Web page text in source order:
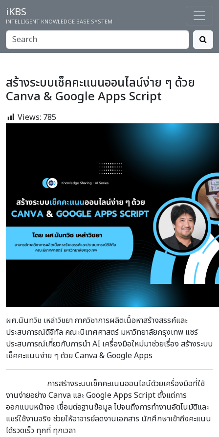
iKBS
INTELLIGENT KNOWLEDGE BASE SYSTEM
สร้างระบบเช็คคะแนนออนไลน์ง่าย ๆ ด้วย
Canva & Google Apps Script
Views: 785
ผศ.นันทวิช เหล่าวิชยา ภาควิชาการผลิตเนื้อหาสร้างสรรค์และ
ประสบการณ์ดิจิทัล คณะนิเทศศาสตร์ มหาวิทยาลัยกรุงเทพ แชร์
ประสบการณ์เกี่ยวกับการนำ AI เครื่องมือใหม่มาช่วยเรื่อง สร้างระบบ
เช็คคะแนนง่าย ๆ ด้วย Canva & Google Apps
การสร้างระบบเช็คคะแนนออนไลน์ด้วยเครื่องมือที่ใช้
งานง่ายอย่าง Canva และ Google Apps Script ตั้งแต่การ
ออกแบบหน้าจอ เชื่อมต่อฐานข้อมูล ไปจนถึงการทำงานอัตโนมัติและ
แชร์ใช้งานจริง ช่วยให้อาจารย์ลดงานเอกสาร นักศึกษาเข้าถึงคะแนน
ได้รวดเร็ว ทุกที่ ทุกเวลา